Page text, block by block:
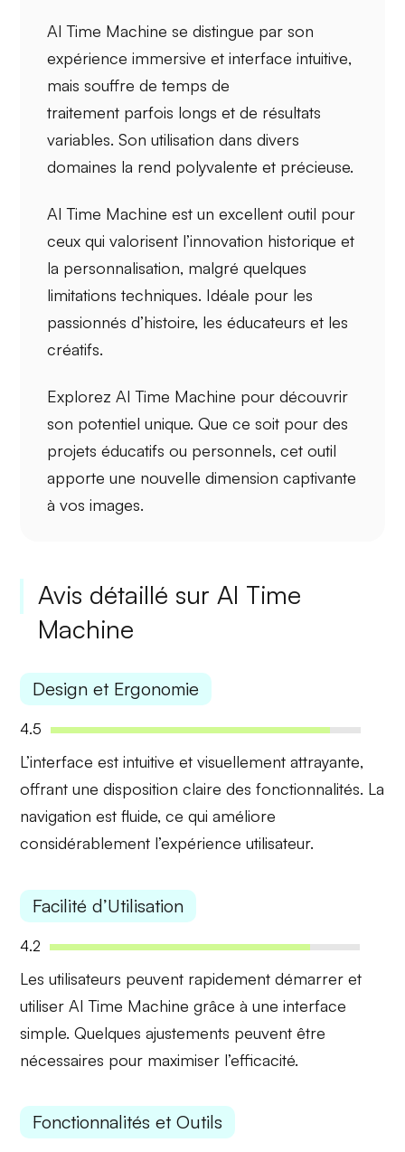
AI Time Machine se distingue par son
expérience immersive etinterface intuitive,
mais souffre detemps de
traitement parfois longs et de résultats
variables. Son utilisation dans divers
domaines la rend polyvalente et précieuse.
AI Time Machine est un excellent outil pour
ceux qui valorisent l’innovation historique et
la personnalisation, malgré quelques
limitations techniques. Idéale pour les
passionnés d’histoire, les éducateurs et les
créatifs.
Explorez AI Time Machine pour découvrir
son potentiel unique. Que ce soit pour des
projets éducatifs ou personnels, cet outil
apporte une nouvelle dimension captivante
à vos images.
Avis détaillé sur AI Time
Machine
Design et Ergonomie
4.5
L’interface estintuitive etvisuellement attrayante,
offrant une disposition claire des fonctionnalités. La
navigation est fluide, ce qui améliore
considérablement l’expérience utilisateur.
Facilité d’Utilisation
4.2
Les utilisateurs peuvent rapidementdémarrer et
utiliser AI Time Machine grâce à une interface
simple. Quelques ajustements peuvent être
nécessaires pour maximiser l’efficacité.
Fonctionnalités et Outils